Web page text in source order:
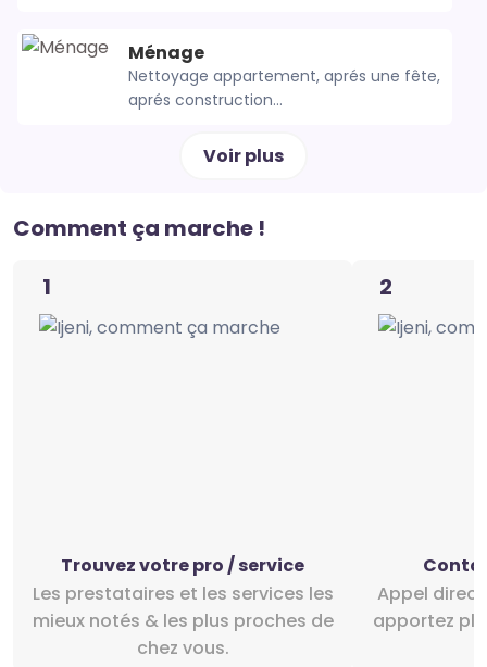
Ménage
Nettoyage appartement, aprés une fête,
aprés construction...
Voir plus
Comment ça marche !
1
Trouvez votre pro / service
Les prestataires et les services les
mieux notés & les plus proches de
chez vous.
2
Appel direct ou le chat intégré et
apportez